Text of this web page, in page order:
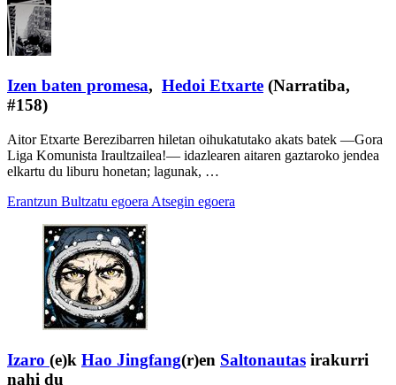
Izen baten promesa, Hedoi Etxarte (Narratiba,
#158)
Aitor Etxarte Berezibarren hiletan oihukatutako akats batek —Gora
Liga Komunista Iraultzailea!— idazlearen aitaren gaztaroko jendea
elkartu du liburu honetan; lagunak, …
Erantzun Bultzatu egoera Atsegin egoera
Izaro (e)k Hao Jingfang(r)en Saltonautas irakurri
nahi du